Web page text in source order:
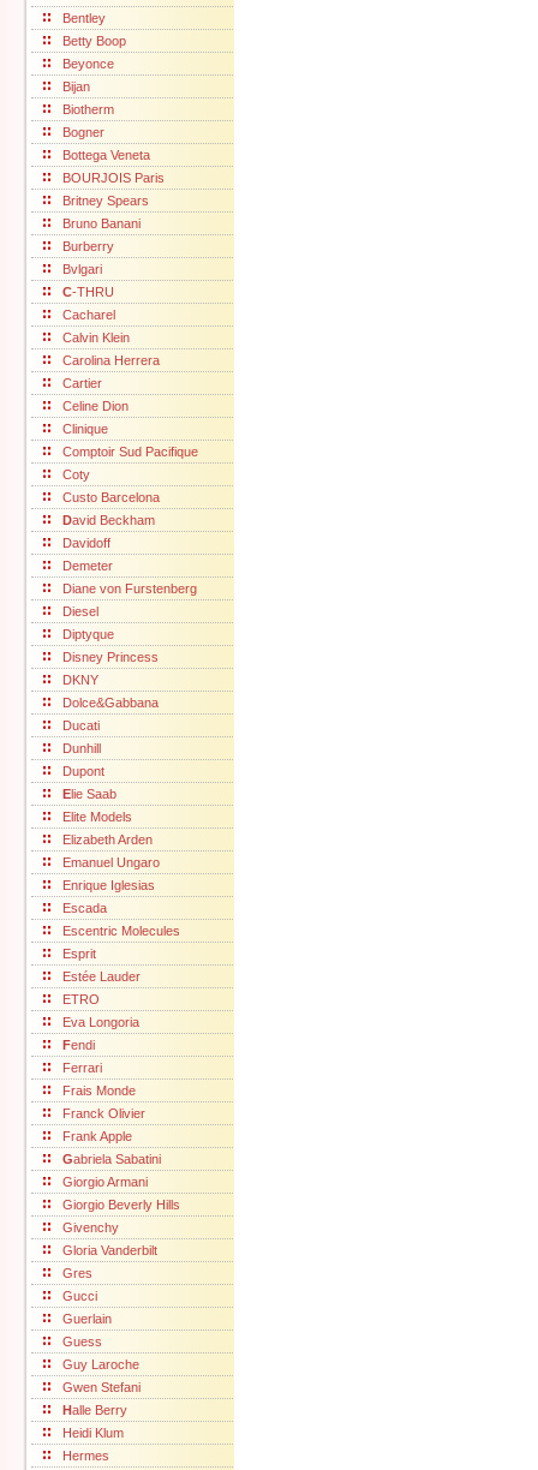
Bentley
Betty Boop
Beyonce
Bijan
Biotherm
Bogner
Bottega Veneta
BOURJOIS Paris
Britney Spears
Bruno Banani
Burberry
Bvlgari
C-THRU
Cacharel
Calvin Klein
Carolina Herrera
Cartier
Celine Dion
Clinique
Comptoir Sud Pacifique
Coty
Custo Barcelona
David Beckham
Davidoff
Demeter
Diane von Furstenberg
Diesel
Diptyque
Disney Princess
DKNY
Dolce&Gabbana
Ducati
Dunhill
Dupont
Elie Saab
Elite Models
Elizabeth Arden
Emanuel Ungaro
Enrique Iglesias
Escada
Escentric Molecules
Esprit
Estée Lauder
ETRO
Eva Longoria
Fendi
Ferrari
Frais Monde
Franck Olivier
Frank Apple
Gabriela Sabatini
Giorgio Armani
Giorgio Beverly Hills
Givenchy
Gloria Vanderbilt
Gres
Gucci
Guerlain
Guess
Guy Laroche
Gwen Stefani
Halle Berry
Heidi Klum
Hermes